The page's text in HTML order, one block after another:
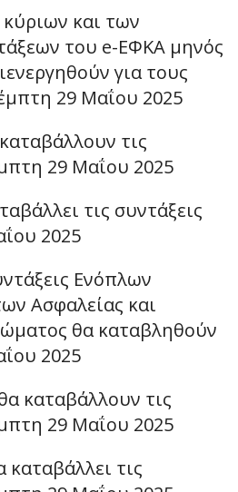
και των
του e-ΕΦΚΑ μηνός
για τους
29 Μαΐου 2025
τις
29 Μαΐου 2025
τις συντάξεις
2025
Ενόπλων
Ασφαλείας και
θα καταβληθούν
2025
καταβάλλουν τις
29 Μαΐου 2025
τις